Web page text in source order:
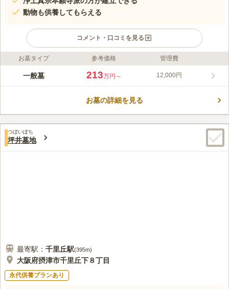
動物も供養してもらえる
コメント・口コミを見る
ライフドット編集部のコメント
浄土真宗本願寺派の専稱寺のお墓です。 ご本尊は「阿弥陀如
合祀墓の管理費は無料で、経済的な負担が少なくて済むのは嬉し
口コミ評価
みんなの評価
周りには何もないので、家から墓地までにあるスーパーでお花や
お墓タイプ 参考価格 管理費
一般墓 213万円～ 12,000円
お墓の詳細を見る
つぼいぼち
坪井墓地
最寄駅： 千里丘駅(395m)
大阪府摂津市千里丘下８丁目
永代供養プランあり